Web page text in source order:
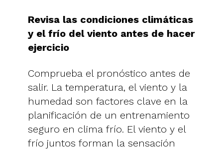
Revisa las condiciones climáticas
y el frío del viento antes de hacer
ejercicio
Comprueba el pronóstico antes de
salir. La temperatura, el viento y la
humedad son factores clave en la
planificación de un entrenamiento
seguro en clima frío. El viento y el
frío juntos forman la sensación